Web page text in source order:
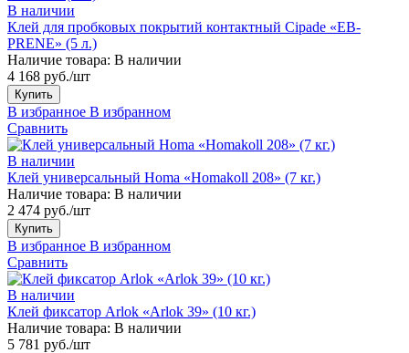
В наличии
Клей для пробковых покрытий контактный Cipade «EB-
PRENE» (5 л.)
Наличие товара: В наличии
4 168 руб./шт
Купить
В избранное В избранном
Сравнить
В наличии
Клей универсальный Homa «Homakoll 208» (7 кг.)
Наличие товара: В наличии
2 474 руб./шт
Купить
В избранное В избранном
Сравнить
В наличии
Клей фиксатор Arlok «Arlok 39» (10 кг.)
Наличие товара: В наличии
5 781 руб./шт